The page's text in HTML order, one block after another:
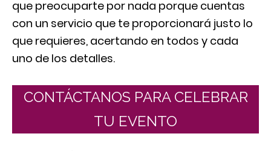
que preocuparte por nada porque cuentas
con un servicio que te proporcionará justo lo
que requieres, acertando en todos y cada
uno de los detalles.
CONTÁCTANOS PARA CELEBRAR
TU EVENTO